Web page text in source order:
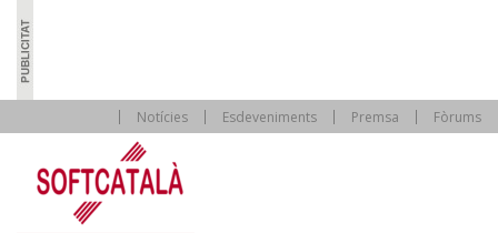
Notícies Esdeveniments Premsa Fòrums